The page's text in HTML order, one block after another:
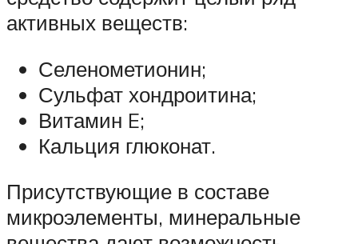
активных веществ:
Селенометионин;
Сульфат хондроитина;
Витамин E;
Кальция глюконат.
Присутствующие в составе
микроэлементы, минеральные